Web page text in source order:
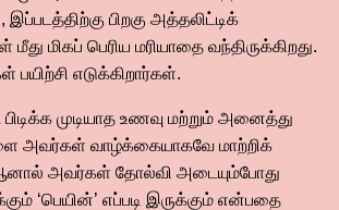
பிறகு அத்தலிட்டிக்
மிகப் பெரிய மரியாதை வந்திருக்கிறது.
பயிற்சி எடுக்கிறார்கள்.
முடியாத உணவு மற்றும் அனைத்து
அவர்கள் வாழ்க்கையாகவே மாற்றிக்
அவர்கள் தோல்வி அடையும்போது
‘பெயின்’ எப்படி இருக்கும் என்பதை